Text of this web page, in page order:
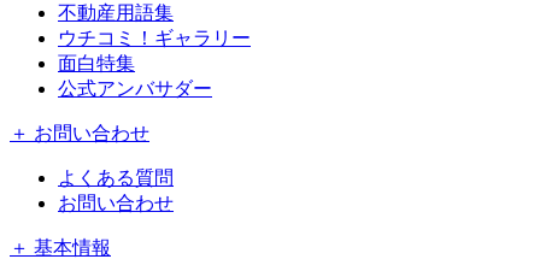
不動産用語集
ウチコミ！ギャラリー
面白特集
公式アンバサダー
＋ お問い合わせ
よくある質問
お問い合わせ
＋ 基本情報